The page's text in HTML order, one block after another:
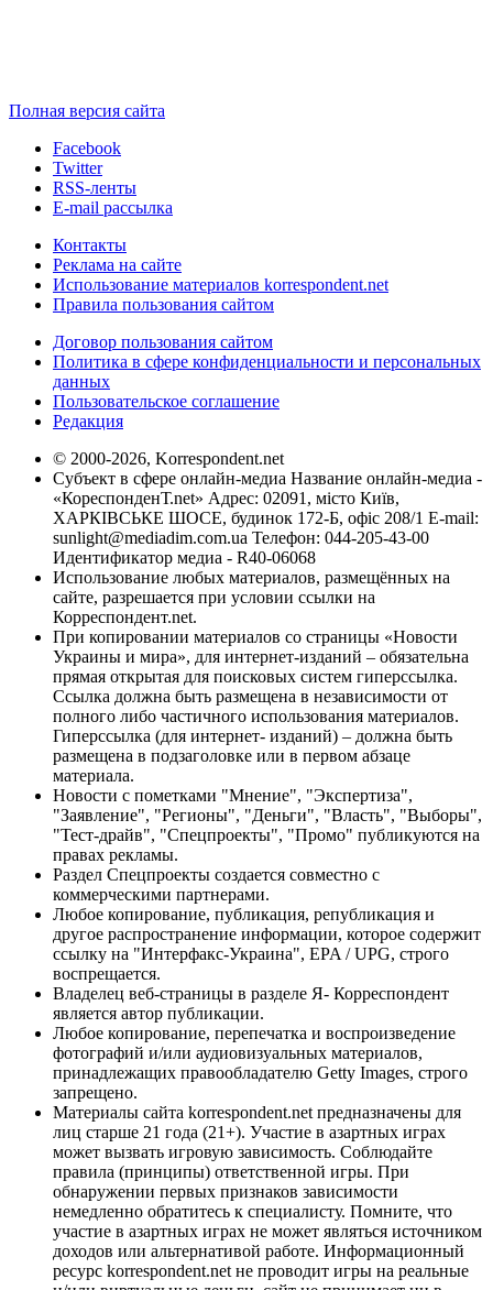
Полная версия сайта
Facebook
Twitter
RSS-ленты
E-mail рассылка
Контакты
Реклама на сайте
Использование материалов korrespondent.net
Правила пользования сайтом
Договор пользования сайтом
Политика в сфере конфиденциальности и персональных
данных
Пользовательское соглашение
Редакция
© 2000-2026, Korrespondent.net
Субъект в сфере онлайн-медиа Название онлайн-медиа -
«КореспонденТ.net» Адрес: 02091, місто Київ,
ХАРКІВСЬКЕ ШОСЕ, будинок 172-Б, офіс 208/1 E-mail:
sunlight@mediadim.com.ua Телефон: 044-205-43-00
Идентификатор медиа - R40-06068
Использование любых материалов, размещённых на
сайте, разрешается при условии ссылки на
Корреспондент.net.
При копировании материалов со страницы «Новости
Украины и мира», для интернет-изданий – обязательна
прямая открытая для поисковых систем гиперссылка.
Ссылка должна быть размещена в независимости от
полного либо частичного использования материалов.
Гиперссылка (для интернет- изданий) – должна быть
размещена в подзаголовке или в первом абзаце
материала.
Новости с пометками "Мнение", "Экспертиза",
"Заявление", "Регионы", "Деньги", "Власть", "Выборы",
"Тест-драйв", "Спецпроекты", "Промо" публикуются на
правах рекламы.
Раздел Спецпроекты создается совместно с
коммерческими партнерами.
Любое копирование, публикация, републикация и
другое распространение информации, которое содержит
ссылку на "Интерфакс-Украина", EPA / UPG, строго
воспрещается.
Владелец веб-страницы в разделе Я- Корреспондент
является автор публикации.
Любое копирование, перепечатка и воспроизведение
фотографий и/или аудиовизуальных материалов,
принадлежащих правообладателю Getty Images, строго
запрещено.
Материалы сайта korrespondent.net предназначены для
лиц старше 21 года (21+). Участие в азартных играх
может вызвать игровую зависимость. Соблюдайте
правила (принципы) ответственной игры. При
обнаружении первых признаков зависимости
немедленно обратитесь к специалисту. Помните, что
участие в азартных играх не может являться источником
доходов или альтернативой работе. Информационный
ресурс korrespondent.net не проводит игры на реальные